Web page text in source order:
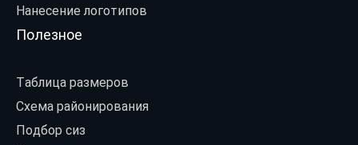
Нанесение логотипов
Полезное
Таблица размеров
Схема районирования
Подбор сиз